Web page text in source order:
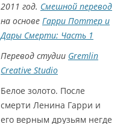
2011 год. Смешной перевод
на основе Гарри Поттер и
Дары Смерти: Часть 1
Перевод студии Gremlin
Creative Studio
Белое золото. После
смерти Ленина Гарри и
его верным друзьям негде